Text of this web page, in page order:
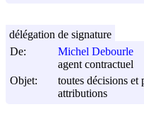
De:
Michel Debourle
agent contractuel
Objet:
toutes décisions et
attributions
délégation de signature